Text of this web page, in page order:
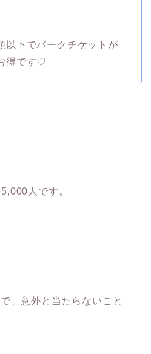
以下でパークチケットが
得です♡
人です。
、意外と当たらないこと